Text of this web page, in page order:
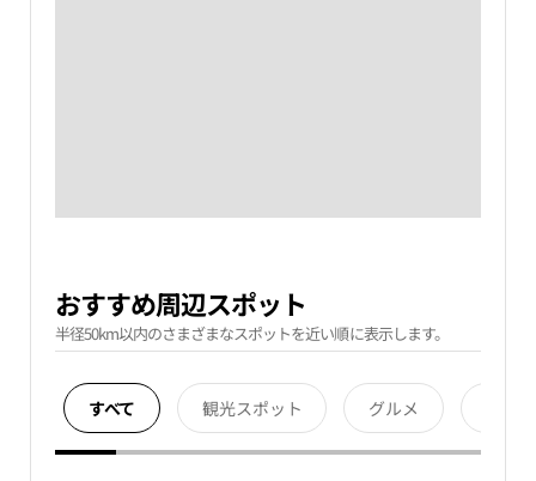
おすすめ周辺スポット
半径50km以内のさまざまなスポットを近い順に表示します。
すべて 観光スポット グルメ